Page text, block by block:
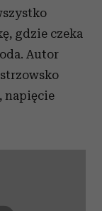
gdzie czeka
Autor
napięcie